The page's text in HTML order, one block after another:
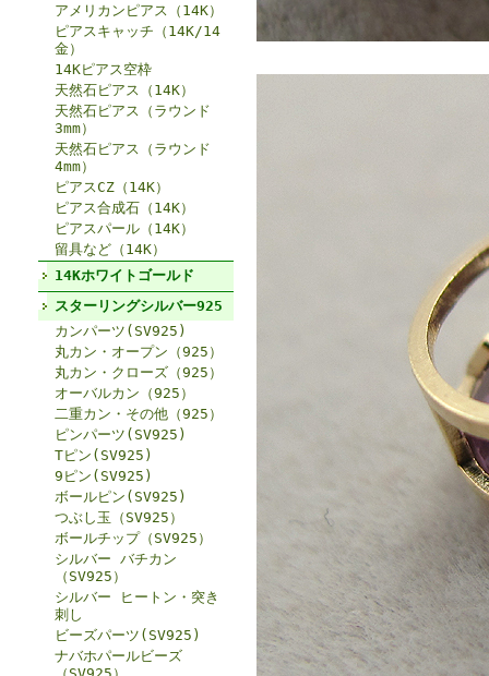
アメリカンピアス（14K）
ピアスキャッチ（14K/14
金）
14Kピアス空枠
天然石ピアス（14K）
天然石ピアス（ラウンド
3mm）
天然石ピアス（ラウンド
4mm）
ピアスCZ（14K）
ピアス合成石（14K）
ピアスパール（14K）
留具など（14K）
14Kホワイトゴールド
スターリングシルバー925
カンパーツ(SV925)
丸カン・オープン（925）
丸カン・クローズ（925）
オーバルカン（925）
二重カン・その他（925）
ピンパーツ(SV925)
Tピン(SV925)
9ピン(SV925)
ボールピン(SV925)
つぶし玉（SV925）
ボールチップ（SV925）
シルバー バチカン
（SV925）
シルバー ヒートン・突き
刺し
ビーズパーツ(SV925)
ナバホパールビーズ